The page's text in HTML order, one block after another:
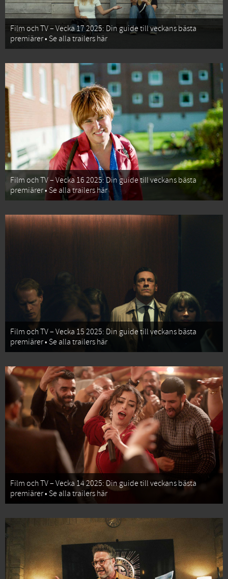
Film och TV – Vecka 17 2025: Din guide till veckans bästa
premiärer • Se alla trailers här
Film och TV – Vecka 16 2025: Din guide till veckans bästa
premiärer • Se alla trailers här
Film och TV – Vecka 15 2025: Din guide till veckans bästa
premiärer • Se alla trailers här
Film och TV – Vecka 14 2025: Din guide till veckans bästa
premiärer • Se alla trailers här